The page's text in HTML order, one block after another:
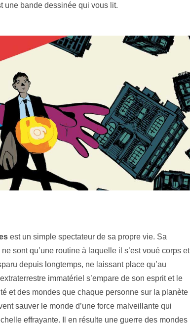
une bande dessinée qui vous lit.
est un simple spectateur de sa propre vie. Sa
sont qu’une routine à laquelle il s’est voué corps et
depuis longtemps, ne laissant place qu’au
immatériel s’empare de son esprit et le
et des mondes que chaque personne sur la planète
sauver le monde d’une force malveillante qui
effrayante. Il en résulte une guerre des mondes